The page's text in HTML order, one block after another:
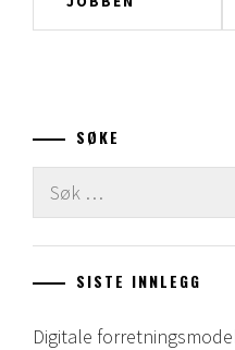
SØKE
Leit
SISTE INNLEGG
Digitale